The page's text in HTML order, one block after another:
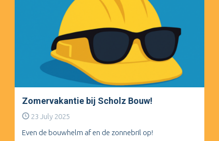
Zomervakantie bij Scholz Bouw!
23 July 2025
Even de bouwhelm af en de zonnebril op!